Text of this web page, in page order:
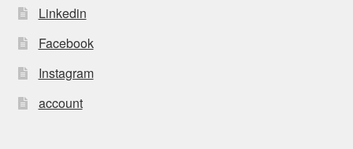
Linkedin
Facebook
Instagram
account